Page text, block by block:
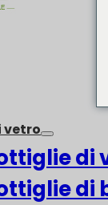
vetro
di
di